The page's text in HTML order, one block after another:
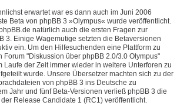
erwartet war es dann auch im Juni 2006
Beta von phpBB 3 »Olympus« wurde veröffentlicht.
natürlich auch die ersten Fragen zur
3. Einige Wagemutige setzten die Betaversionen
ein. Um den Hilfesuchenden eine Plattform zu
Forum "Diskussion über phpBB 2.0/3.0 Olympus"
Laufe der Zeit immer wieder in weitere Unterforen zu
wurde. Unsere Übersetzer machten sich zu der
von phpBB 3 ins Deutsche zu
Jahr und fünf Beta-Versionen verließ phpBB 3 die
Release Candidate 1 (RC1) veröffentlicht.